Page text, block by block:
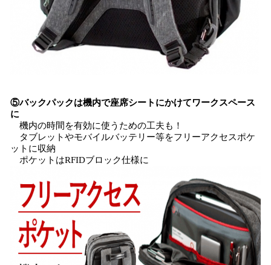
⑤バックパックは機内で座席シートにかけてワークスペース
に
機内の時間を有効に使うための工夫も！
タブレットやモバイルバッテリー等をフリーアクセスポケ
ットに収納
ポケットはRFIDブロック仕様に